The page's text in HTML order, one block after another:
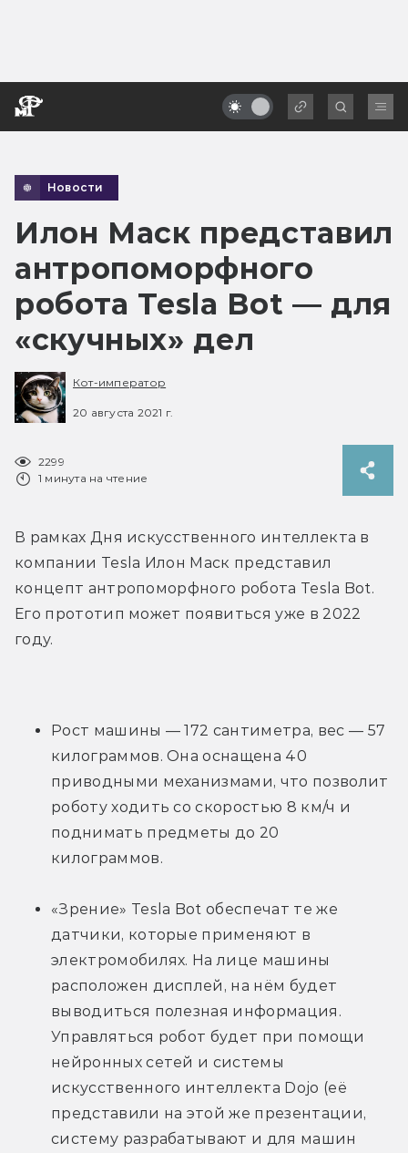
Новости
Илон Маск представил
антропоморфного
робота Tesla Bot — для
«скучных» дел
Кот-император
20 августа 2021 г.
2299
1 минута на чтение
В рамках Дня искусственного интеллекта в
компании Tesla Илон Маск представил
концепт антропоморфного робота Tesla Bot.
Его прототип может появиться уже в 2022
году.
Рост машины — 172 сантиметра, вес — 57
килограммов. Она оснащена 40
приводными механизмами, что позволит
роботу ходить со скоростью 8 км/ч и
поднимать предметы до 20
килограммов.
«Зрение» Tesla Bot обеспечат те же
датчики, которые применяют в
электромобилях. На лице машины
расположен дисплей, на нём будет
выводиться полезная информация.
Управляться робот будет при помощи
нейронных сетей и системы
искусственного интеллекта Dojo (её
представили на этой же презентации,
систему разрабатывают и для машин